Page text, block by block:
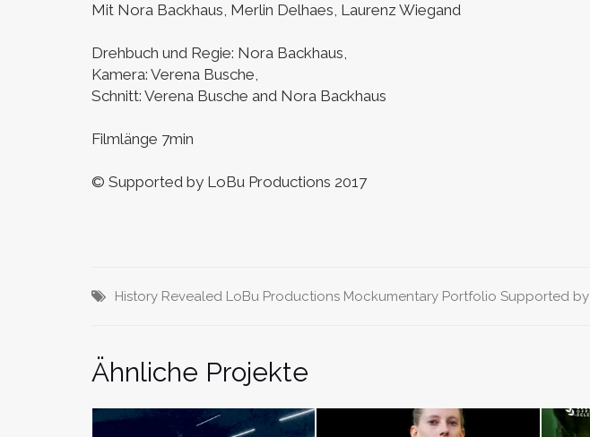
Mit Nora Backhaus, Merlin Delhaes, Laurenz Wiegand
Drehbuch und Regie: Nora Backhaus,
Kamera: Verena Busche,
Schnitt: Verena Busche and Nora Backhaus
Filmlänge 7min
© Supported by LoBu Productions 2017
History Revealed LoBu Productions Mockumentary Portfolio Supported by
Ähnliche Projekte